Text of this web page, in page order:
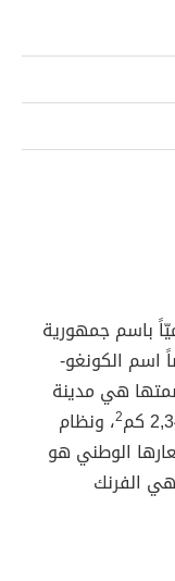
باسم جمهورية
اسم الكونغو-
هي مدينة
2، ونظام
الوطني هو
الفرنك